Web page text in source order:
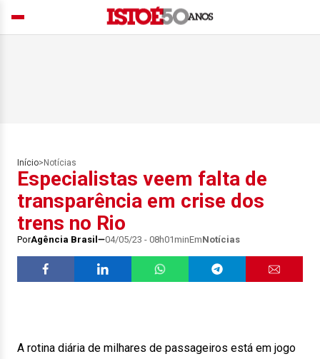
Início> Notícias
Especialistas veem falta de
transparência em crise dos
trens no Rio
PorAgência Brasil 04/05/23 - 08h01minEmNotícias
A rotina diária de milhares de passageiros está em jogo